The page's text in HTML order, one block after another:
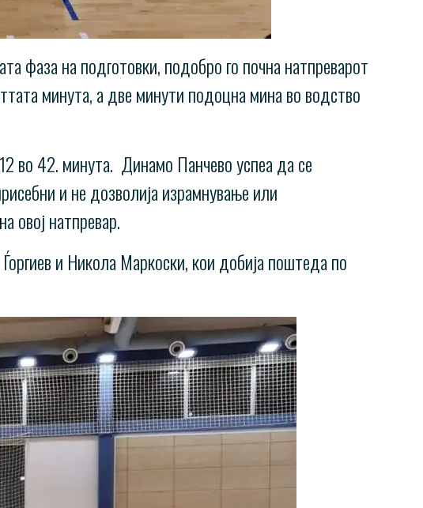
фаза на подготовки, подобро го почна натпреварот
минута, а две минути подоцна мина во водство
во 42. минута. Динамо Панчево успеа да се
и не дозволија израмнување или
овој натпревар.
и Никола Маркоски, кои добија поштеда по